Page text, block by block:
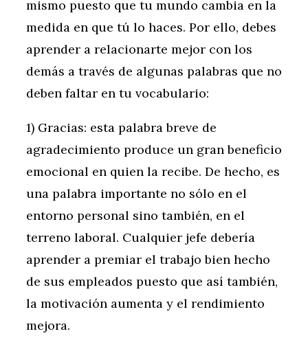
mismo puesto que tu mundo cambia en la
medida en que tú lo haces. Por ello, debes
aprender a relacionarte mejor con los
demás a través de algunas palabras que no
deben faltar en tu vocabulario:
1) Gracias: esta palabra breve de
agradecimiento produce un gran beneficio
emocional en quien la recibe. De hecho, es
una palabra importante no sólo en el
entorno personal sino también, en el
terreno laboral. Cualquier jefe debería
aprender a premiar el trabajo bien hecho
de sus empleados puesto que así también,
la motivación aumenta y el rendimiento
mejora.